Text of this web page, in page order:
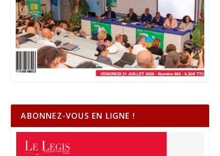
ABONNEZ-VOUS EN LIGNE !